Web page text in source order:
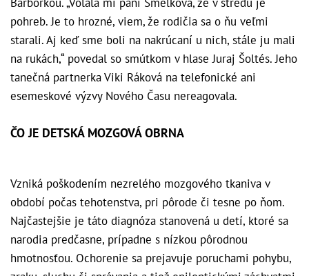
pohreb. Je to hrozné, viem, že rodičia sa o ňu veľmi
starali. Aj keď sme boli na nakrúcaní u nich, stále ju mali
na rukách,“ povedal so smútkom v hlase Juraj Šoltés. Jeho
tanečná partnerka Viki Ráková na telefonické ani
esemeskové výzvy Nového Času nereagovala.
ČO JE DETSKÁ MOZGOVÁ OBRNA
Vzniká poškodením nezrelého mozgového tkaniva v
období počas tehotenstva, pri pôrode či tesne po ňom.
Najčastejšie je táto diagnóza stanovená u detí, ktoré sa
narodia predčasne, prípadne s nízkou pôrodnou
hmotnosťou. Ochorenie sa prejavuje poruchami pohybu,